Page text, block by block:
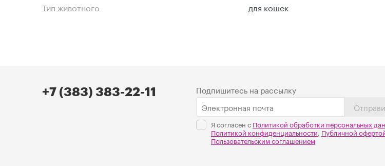
Тип животного
для кошек
+7 (383) 383-22-11
Подпишитесь на рассылку
Я согласен с Политикой обработки персональных
Политикой конфиденциальности, Публичной
Пользовательским соглашением